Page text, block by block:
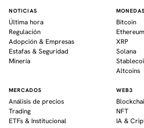
NOTICIAS
Última hora
Regulación
Adopción & Empresas
Estafas & Seguridad
Minería
MONEDAS
Bitcoin
Ethereum
XRP
Solana
Altcoins
MERCADOS
Análisis de precios
Trading
ETFs & Institucional
WEB3
NFT
IA &